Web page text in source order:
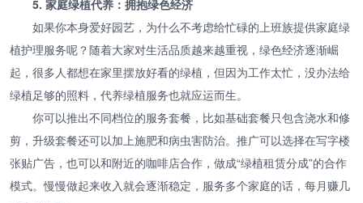
5. 家庭绿植代养：拥抱绿色经济
如果你本身爱好园艺，为什么不考虑给忙碌的上班族提供家庭绿
植护理服务呢？随着大家对生活品质越来越重视，绿色经济逐渐崛
起，很多人都想在家里摆放好看的绿植，但因为工作太忙，没办法给
绿植足够的照料，代养绿植服务也就应运而生。
你可以推出不同档位的服务套餐，比如基础套餐只包含浇水和修
剪，升级套餐还可以加上施肥和病虫害防治。推广可以选择在写字楼
张贴广告，也可以和附近的咖啡店合作，做成“绿植租赁分成”的合作
模式。慢慢做起来收入就会逐渐稳定，服务多个家庭的话，每月赚几